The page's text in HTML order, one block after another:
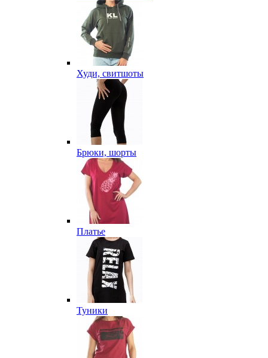
Худи, свитшоты
Брюки, шорты
Платье
Туники